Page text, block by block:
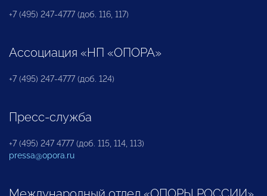
+7 (495) 247-4777 (доб. 116, 117)
Ассоциация «НП «ОПОРА»
+7 (495) 247-4777 (доб. 124)
Пресс-служба
+7 (495) 247 4777 (доб. 115, 114, 113)
pressa@opora.ru